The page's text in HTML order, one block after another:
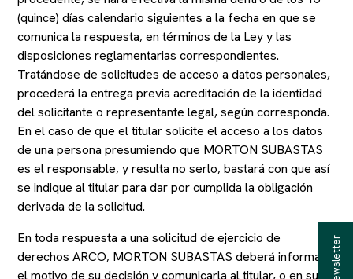
(quince) días calendario siguientes a la fecha en que se
comunica la respuesta, en términos de la Ley y las
disposiciones reglamentarias correspondientes.
Tratándose de solicitudes de acceso a datos personales,
procederá la entrega previa acreditación de la identidad
del solicitante o representante legal, según corresponda.
En el caso de que el titular solicite el acceso a los datos
de una persona presumiendo que MORTON SUBASTAS
es el responsable, y resulta no serlo, bastará con que así
se indique al titular para dar por cumplida la obligación
derivada de la solicitud.
En toda respuesta a una solicitud de ejercicio de
derechos ARCO, MORTON SUBASTAS deberá informar
el motivo de su decisión y comunicarla al titular, o en su